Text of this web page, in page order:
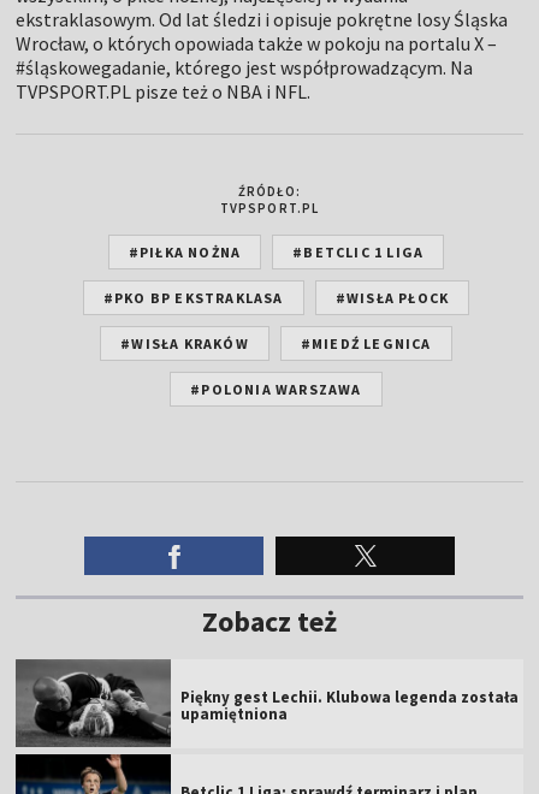
ekstraklasowym. Od lat śledzi i opisuje pokrętne losy Śląska
Wrocław, o których opowiada także w pokoju na portalu X –
#śląskowegadanie, którego jest współprowadzącym. Na
TVPSPORT.PL pisze też o NBA i NFL.
ŹRÓDŁO:
TVPSPORT.PL
#PIŁKA NOŻNA #BETCLIC 1 LIGA
#PKO BP EKSTRAKLASA #WISŁA PŁOCK
#WISŁA KRAKÓW #MIEDŹ LEGNICA
#POLONIA WARSZAWA
Zobacz też
Piękny gest Lechii. Klubowa legenda została
upamiętniona